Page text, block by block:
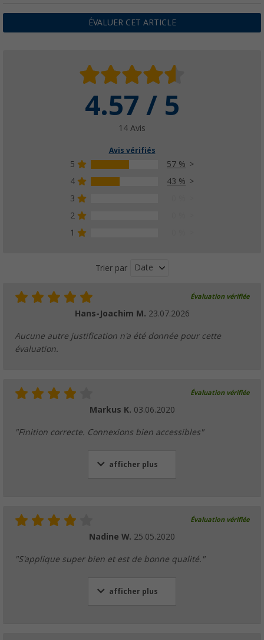
ÉVALUER CET ARTICLE
4.57 / 5
14 Avis
Avis vérifiés
5
57 %
4
43 %
3
2
1
Trier par Date
Évaluation vérifiée
Hans-Joachim M. 23.07.2026
Aucune autre justification n'a été donnée pour cette
évaluation.
Évaluation vérifiée
Markus K. 03.06.2020
"Finition correcte. Connexions bien accessibles"
afficher plus
Évaluation vérifiée
Nadine W. 25.05.2020
"S'applique super bien et est de bonne qualité."
afficher plus